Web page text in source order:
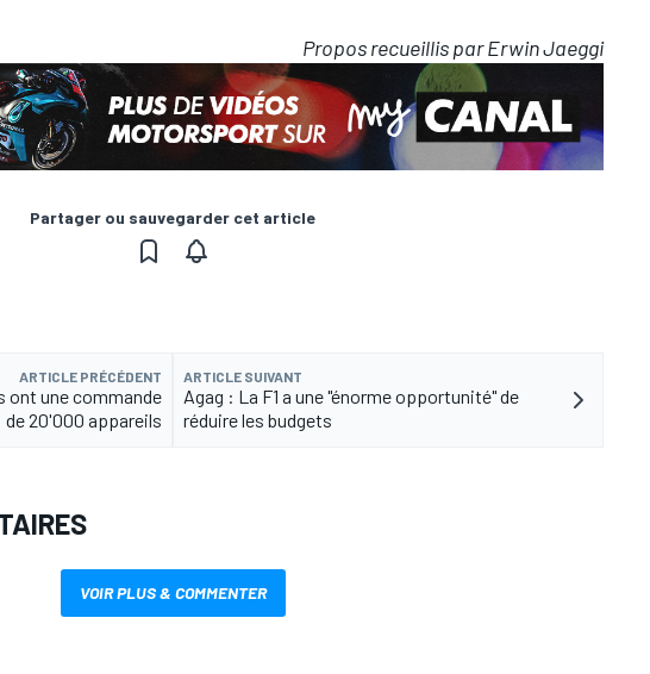
Propos recueillis par Erwin Jaeggi
Partager ou sauvegarder cet article
ARTICLE PRÉCÉDENT
ont une commande
de 20'000 appareils
ARTICLE SUIVANT
Agag : La F1 a une "énorme opportunité" de
réduire les budgets
VOIR PLUS & COMMENTER